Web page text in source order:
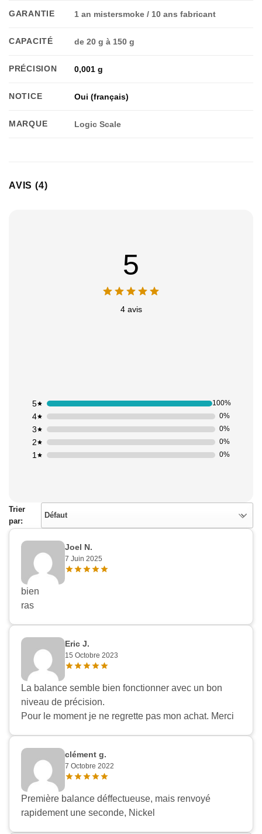
GARANTIE 1 an mistersmoke / 10 ans fabricant
CAPACITÉ de 20 g à 150 g
PRÉCISION 0,001 g
NOTICE Oui (français)
MARQUE Logic Scale
AVIS (4)
5
4 avis
1 0%
2 0%
3 0%
4 0%
5 100%
Trier
par:
Défaut
Joel N.
7 Juin 2025
bien
ras
Eric J.
15 Octobre 2023
La balance semble bien fonctionner avec un bon
niveau de précision.
Pour le moment je ne regrette pas mon achat. Merci
clément g.
7 Octobre 2022
Première balance déffectueuse, mais renvoyé
rapidement une seconde, Nickel